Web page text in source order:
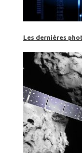
Les dernières